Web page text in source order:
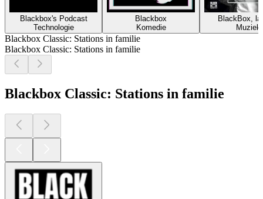
Blackbox's Podcast
Technologie
Blackbox
Komedie
BlackBox,
Muziek
Blackbox Classic: Stations in familie
Blackbox Classic: Stations in familie
Blackbox Classic: Stations in familie